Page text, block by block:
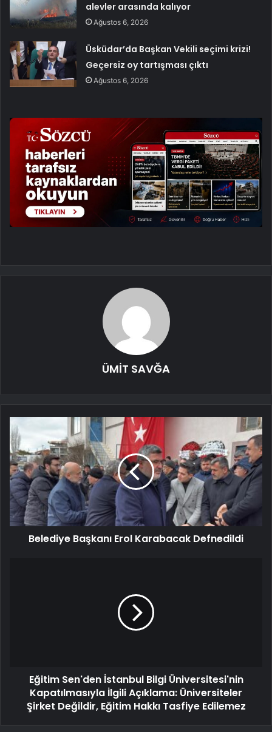
alevler arasında kalıyor
Ağustos 6, 2026
Üsküdar’da Başkan Vekili seçimi krizi!
Geçersiz oy tartışması çıktı
Ağustos 6, 2026
ÜMİT SAVĞA
Belediye Başkanı Erol Karabacak Defnedildi
Eğitim Sen'den İstanbul Bilgi Üniversitesi'nin
Kapatılmasıyla İlgili Açıklama: Üniversiteler
Şirket Değildir, Eğitim Hakkı Tasfiye Edilemez